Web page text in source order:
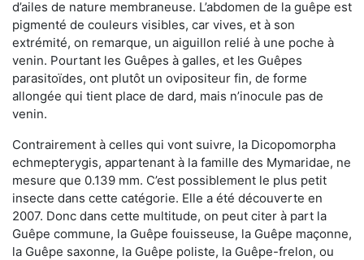
d’ailes de nature membraneuse. L’abdomen de la guêpe est
pigmenté de couleurs visibles, car vives, et à son
extrémité, on remarque, un aiguillon relié à une poche à
venin. Pourtant les Guêpes à galles, et les Guêpes
parasitoïdes, ont plutôt un ovipositeur fin, de forme
allongée qui tient place de dard, mais n’inocule pas de
venin.
Contrairement à celles qui vont suivre, la Dicopomorpha
echmepterygis, appartenant à la famille des Mymaridae, ne
mesure que 0.139 mm. C’est possiblement le plus petit
insecte dans cette catégorie. Elle a été découverte en
2007. Donc dans cette multitude, on peut citer à part la
Guêpe commune, la Guêpe fouisseuse, la Guêpe maçonne,
la Guêpe saxonne, la Guêpe poliste, la Guêpe-frelon, ou